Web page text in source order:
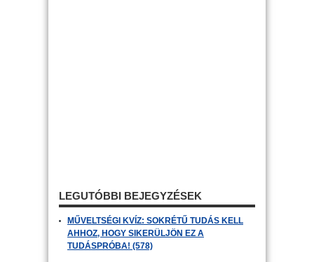
LEGUTÓBBI BEJEGYZÉSEK
MŰVELTSÉGI KVÍZ: SOKRÉTŰ TUDÁS KELL
AHHOZ, HOGY SIKERÜLJÖN EZ A
TUDÁSPRÓBA! (578)